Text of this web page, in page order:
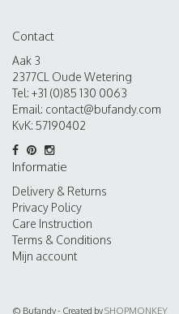
Contact
Aak 3
2377CL Oude Wetering
Tel: +31 (0)85 130 0063
Email: contact@bufandy.com
KvK: 57190402
Informatie
Delivery & Returns
Privacy Policy
Care Instruction
Terms & Conditions
Mijn account
© Bufandy - Created bySHOPMONKEY